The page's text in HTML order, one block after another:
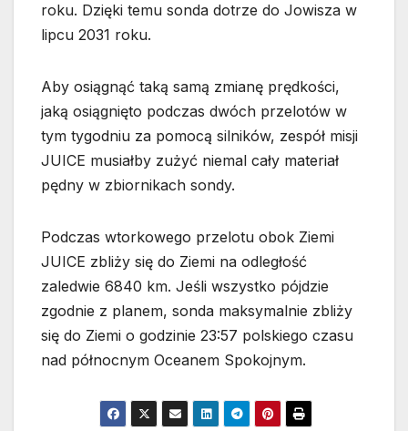
roku. Dzięki temu sonda dotrze do Jowisza w
lipcu 2031 roku.
Aby osiągnąć taką samą zmianę prędkości,
jaką osiągnięto podczas dwóch przelotów w
tym tygodniu za pomocą silników, zespół misji
JUICE musiałby zużyć niemal cały materiał
pędny w zbiornikach sondy.
Podczas wtorkowego przelotu obok Ziemi
JUICE zbliży się do Ziemi na odległość
zaledwie 6840 km. Jeśli wszystko pójdzie
zgodnie z planem, sonda maksymalnie zbliży
się do Ziemi o godzinie 23:57 polskiego czasu
nad północnym Oceanem Spokojnym.